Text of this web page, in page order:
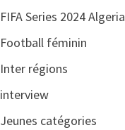
FIFA Series 2024 Algeria
Football féminin
Inter régions
interview
Jeunes catégories